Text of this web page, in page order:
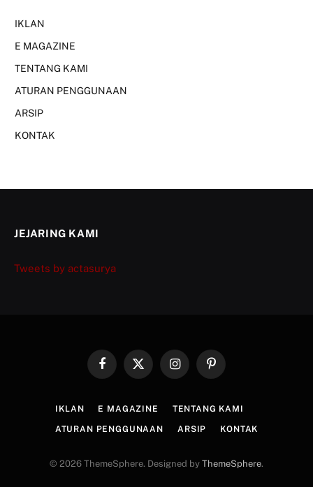
IKLAN
E MAGAZINE
TENTANG KAMI
ATURAN PENGGUNAAN
ARSIP
KONTAK
JEJARING KAMI
Tweets by actasurya
FacebookX
InstagramPinterest
IKLAN E MAGAZINE TENTANG KAMI
ATURAN PENGGUNAAN ARSIP KONTAK
© 2026 ThemeSphere. Designed by ThemeSphere.